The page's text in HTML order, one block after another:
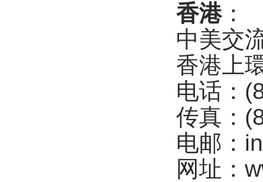
香港：
中美交
香港上
电话：
传真：
电邮：
网址：